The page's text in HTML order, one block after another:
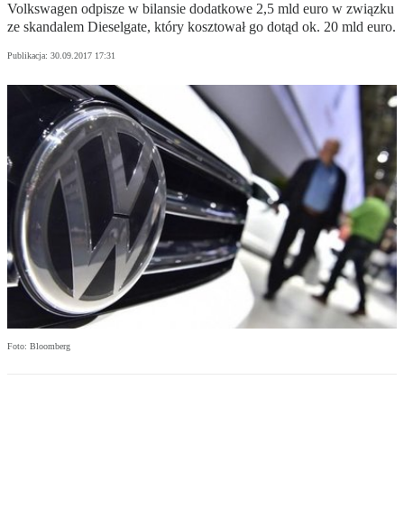
Volkswagen odpisze w bilansie dodatkowe 2,5 mld euro w związku
ze skandalem Dieselgate, który kosztował go dotąd ok. 20 mld euro.
Publikacja: 30.09.2017 17:31
Foto: Bloomberg